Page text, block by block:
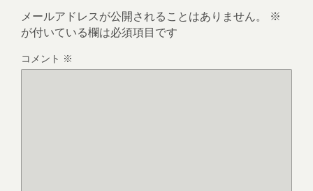
メールアドレスが公開されることはありません。
※
が付いている欄は必須項目です
コメント ※